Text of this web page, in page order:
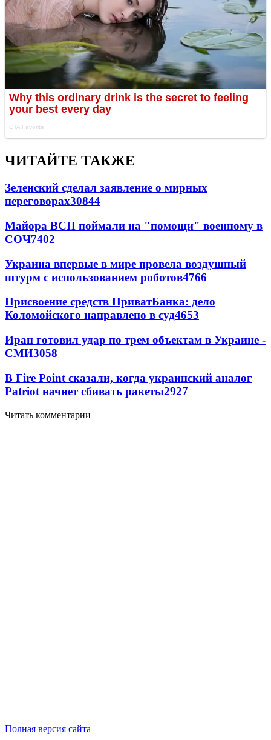
ЧИТАЙТЕ ТАКЖЕ
Зеленский сделал заявление о мирных
переговорах30844
Майора ВСП поймали на "помощи" военному в
СОЧ7402
Украина впервые в мире провела воздушный
штурм с использованием роботов4766
Присвоение средств ПриватБанка: дело
Коломойского направлено в суд4653
Иран готовил удар по трем объектам в Украине -
СМИ3058
В Fire Point сказали, когда украинский аналог
Patriot начнет сбивать ракеты2927
Читать комментарии
Полная версия сайта